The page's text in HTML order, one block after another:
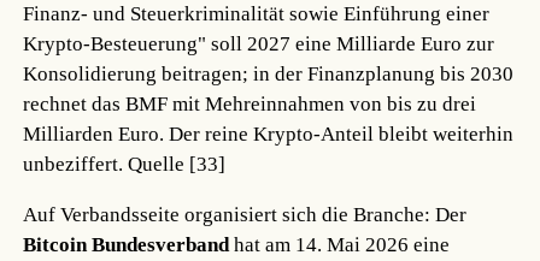
Finanz- und Steuerkriminalität sowie Einführung einer
Krypto-Besteuerung" soll 2027 eine Milliarde Euro zur
Konsolidierung beitragen; in der Finanzplanung bis 2030
rechnet das BMF mit Mehreinnahmen von bis zu drei
Milliarden Euro. Der reine Krypto-Anteil bleibt weiterhin
unbeziffert.Quelle [33]
Auf Verbandsseite organisiert sich die Branche: Der
Bitcoin Bundesverband hat am 14. Mai 2026 eine